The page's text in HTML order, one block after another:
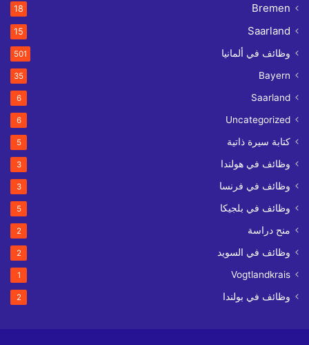
Bremen
18
Saarland
15
وظائف في ألمانيا 501
Bayern
35
Saarland
6
Uncategorized
6
كتابة سيرة ذاتية 5
وظائف في هولندا 3
وظائف في فرنسا 3
وظائف في بلجيكا 5
منح دراسة 2
وظائف في السويد 2
Vogtlandkrais
1
وظائف في بولندا 2